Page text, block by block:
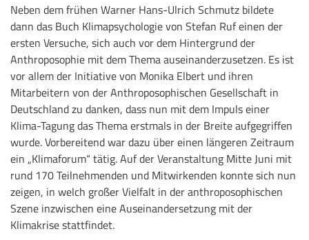
Neben dem frühen Warner Hans-Ulrich Schmutz bildete
dann das Buch Klimapsychologie von Stefan Ruf einen der
ersten Versuche, sich auch vor dem Hintergrund der
Anthroposophie mit dem Thema auseinanderzusetzen. Es ist
vor allem der Initiative von Monika Elbert und ihren
Mitarbeitern von der Anthroposophischen Gesellschaft in
Deutschland zu danken, dass nun mit dem Impuls einer
Klima-Tagung das Thema erstmals in der Breite aufgegriffen
wurde. Vorbereitend war dazu über einen längeren Zeitraum
ein „Klimaforum“ tätig. Auf der Veranstaltung Mitte Juni mit
rund 170 Teilnehmenden und Mitwirkenden konnte sich nun
zeigen, in welch großer Vielfalt in der anthroposophischen
Szene inzwischen eine Auseinandersetzung mit der
Klimakrise stattfindet.